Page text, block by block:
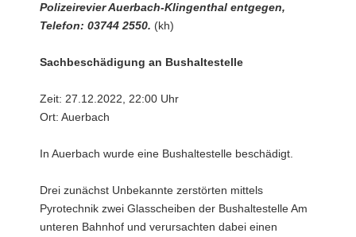
Polizeirevier Auerbach-Klingenthal entgegen,
Telefon: 03744 2550. (kh)
Sachbeschädigung an Bushaltestelle
Zeit: 27.12.2022, 22:00 Uhr
Ort: Auerbach
In Auerbach wurde eine Bushaltestelle beschädigt.
Drei zunächst Unbekannte zerstörten mittels
Pyrotechnik zwei Glasscheiben der Bushaltestelle Am
unteren Bahnhof und verursachten dabei einen